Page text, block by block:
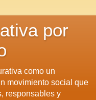
por
como un
movimiento social que
responsables y